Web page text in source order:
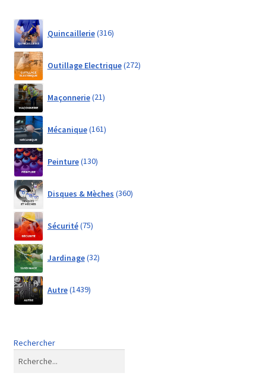
Quincaillerie 316products
Outillage Electrique 272products
Maçonnerie 21products
Mécanique 161products
Peinture 130products
Disques & Mèches 360products
Sécurité 75products
Jardinage 32products
Autre 1439products
Rechercher